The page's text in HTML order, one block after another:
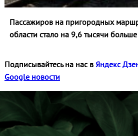
Пассажиров на пригородных
области стало на 9,6 тысячи больше
Подписывайтесь на нас в Яндекс
Google новости